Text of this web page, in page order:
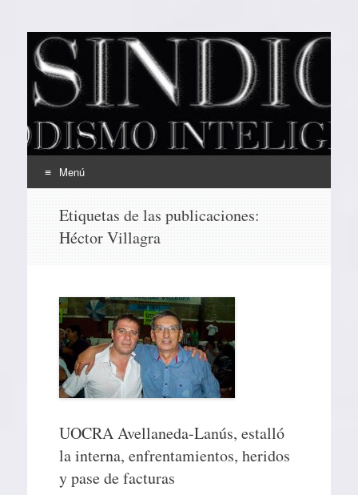
EL SINDICAL
Periodismo Inteligente
Menú
contenido
Etiquetas de las publicaciones:
Héctor Villagra
UOCRA Avellaneda-Lanús, estalló
la interna, enfrentamientos, heridos
y pase de facturas